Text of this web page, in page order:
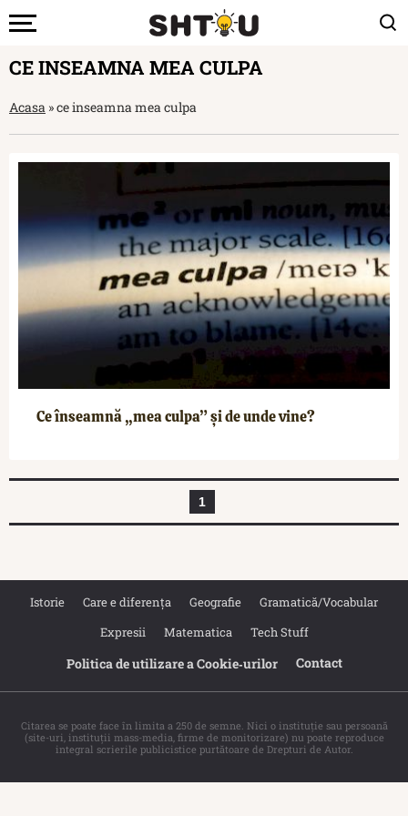
CE INSEAMNA MEA CULPA
Acasa »ce inseamna mea culpa
Ce înseamnă „mea culpa” și de unde vine?
1
Istorie Care e diferența Geografie
Gramatică/Vocabular
Expresii
Matematica Tech Stuff
Politica de utilizare a Cookie‐urilor Contact
Citarea se poate face în limita a 250 de semne. Nici o instituţie sau persoană
(site-uri, instituţii mass-media, firme de monitorizare) nu poate reproduce
integral scrierile publicistice purtătoare de Drepturi de Autor.